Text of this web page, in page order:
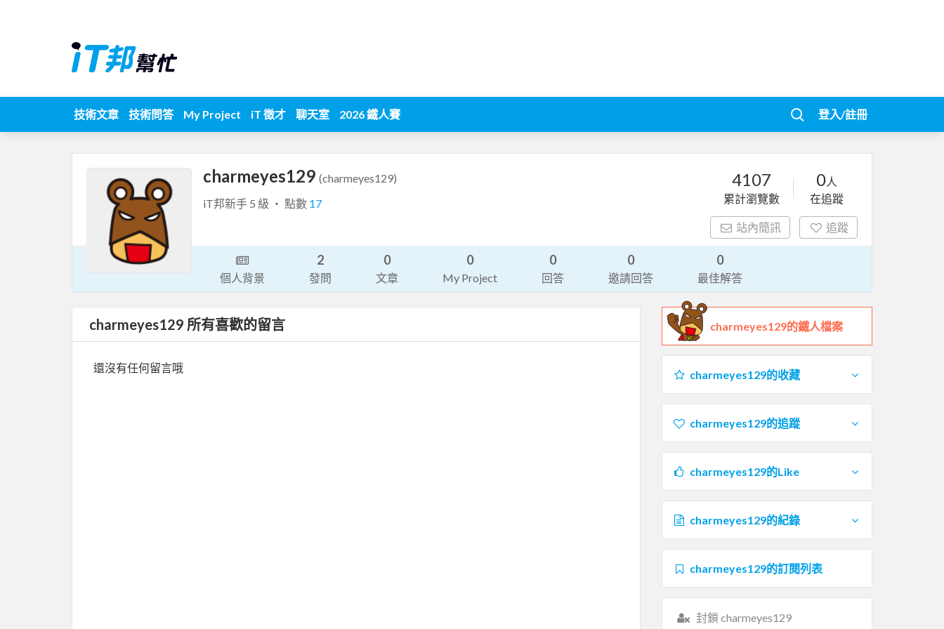
技術文章 技術問答 My Project iT 徵才 聊天室 2026 鐵人賽 登入/註冊
charmeyes129 (charmeyes129)
iT邦新手 5 級 ‧ 點數 17
4107
累計瀏覽數
0人
在追蹤
站內簡訊 追蹤
個人背景
2
發問
0
文章
0
My Project
0
回答
0
邀請回答
0
最佳解答
charmeyes129 所有喜歡的留言
還沒有任何留言哦
charmeyes129的鐵人檔案
charmeyes129的收藏
charmeyes129的追蹤
charmeyes129的Like
charmeyes129的紀錄
charmeyes129的訂閱列表
封鎖 charmeyes129